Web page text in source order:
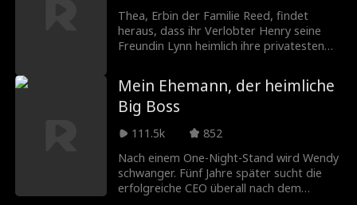
Thea, Erbin der Familie Reed, findet
heraus, dass ihr Verlobter Henry seine
Freundin Lynn heimlich ihre privatesten
Eltern gibt Thea ihm eine letzte Chance.
Doch Henry und seine Clique demütigen
sie weiter. Als er erfährt, dass Thea
heimlich den mächtigsten Mann der Stadt
geheiratet hat, und erkennt, dass er nur
eine Spielfigur der Grants ist, ist er am
Boden zerstört.
Mein Ehemann, der heimliche
Big Boss
111.5k
852
Nach einem One-Night-Stand wird Wendy
schwanger. Fünf Jahre später sucht die
erfolgreiche CEO überall nach dem